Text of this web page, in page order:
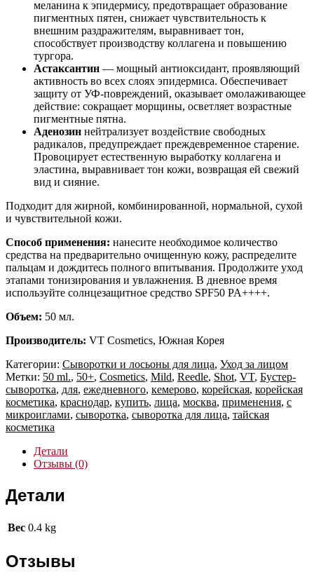
меланина к эпидермису, предотвращает образование
пигментных пятен, снижает чувствительность к
внешним раздражителям, выравнивает тон,
способствует производству коллагена и повышению
тургора.
Астаксантин — мощный антиоксидант, проявляющий
активность во всех слоях эпидермиса. Обеспечивает
защиту от УФ-повреждений, оказывает омолаживающее
действие: сокращает морщины, осветляет возрастные
пигментные пятна.
Аденозин нейтрализует воздействие свободных
радикалов, предупреждает преждевременное старение.
Провоцирует естественную выработку коллагена и
эластина, выравнивает тон кожи, возвращая ей свежий
вид и сияние.
Подходит для жирной, комбинированной, нормальной, сухой
и чувствительной кожи.
Способ применения: нанесите необходимое количество
средства на предварительно очищенную кожу, распределите
пальцам и дождитесь полного впитывания. Продолжите уход
этапами тонизирования и увлажнения. В дневное время
используйте солнцезащитное средство SPF50 PA++++.
Объем: 50 мл.
Производитель: VT Cosmetics, Южная Корея
Категории: Сыворотки и лосьоны для лица, Уход за лицом
Метки: 50 ml., 50+, Cosmetics, Mild, Reedle, Shot, VT, Бустер-
сыворотка, для, ежедневного, кемерово, корейская, корейская
косметика, краснодар, купить, лица, москва, применения, с
микроиглами, сыворотка, сыворотка для лица, тайская
косметика
Детали
Отзывы (0)
Детали
Вес 0.4 kg
Отзывы